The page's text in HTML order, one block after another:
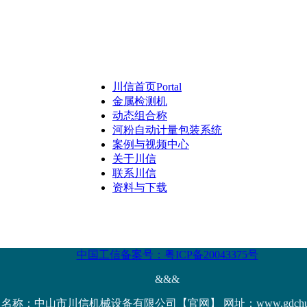
川信首页Portal
金属检测机
动态组合称
河粉自动计量包装系统
案例与视频中心
关于川信
联系川信
资料与下载
中国工信备案号：粤ICP备20043375号
&&&
称：中山市川信机械设备有限公司【官网】 网址：